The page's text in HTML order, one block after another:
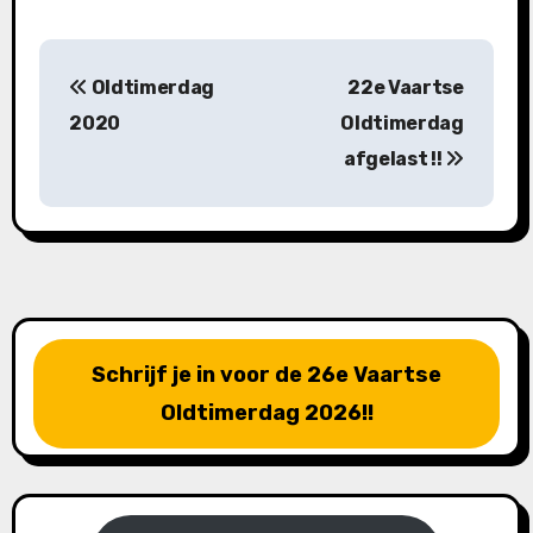
B
i
c
h
t
a
v
Oldtimerdag
2020
22e Vaartse
Oldtimerdag
afgelast !!
Schrijf je in voor de 26e Vaartse
Oldtimerdag 2026!!